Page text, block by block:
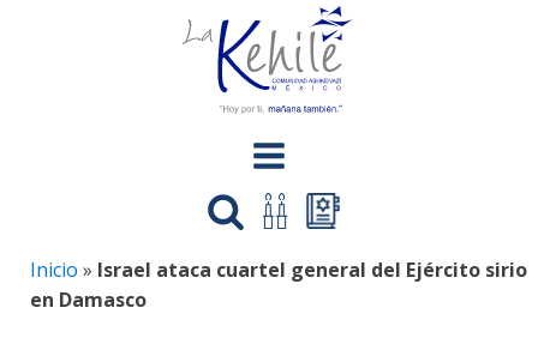
Inicio » Israel ataca cuartel general del Ejército sirio
en Damasco